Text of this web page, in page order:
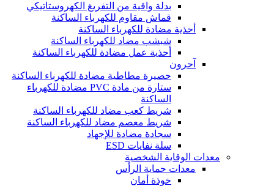
بدلة واقية من التفريغ الكهروستاتيكي
قماش مقاوم للكهرباء الساكنة
أحذية مضادة للكهرباء الساكنة
شبشب مضاد للكهرباء الساكنة
أحذية عمل مضادة للكهرباء الساكنة
آحرون
حصيرة مطاطية مضادة للكهرباء الساكنة
ستارة من مادة PVC مضادة للكهرباء
الساكنة
شريط كعب مضاد للكهرباء الساكنة
شريط معصم مضاد للكهرباء الساكنة
سجادة مضادة للإجهاد
سلة نفايات ESD
معدات الوقاية الشخصية
معدات حماية الرأس
خوذة أمان